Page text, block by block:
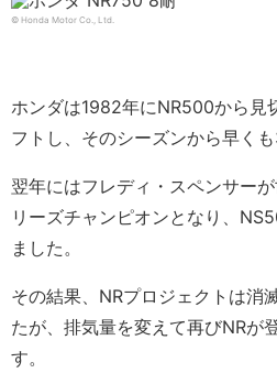
© Honda Motor Co., Ltd.
ホンダは1982年にNR500から見
フトし、そのシーズンから早くも
翌年にはフレディ・スペンサー
リーズチャンピオンとなり、
ました。
その結果、NRプロジェクトは消
たが、排気量を変えて再びNRが
す。